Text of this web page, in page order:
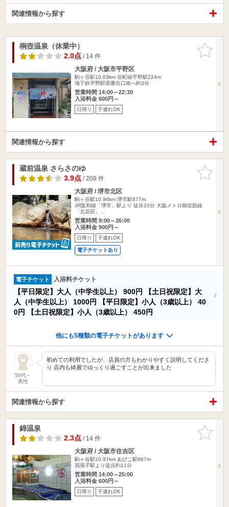
関連情報から探す
お気に入
りに追加
桐壺温泉（休業中）
2.0点/ 14 件
大阪府 / 大阪市平野区
駒ヶ谷駅10.63km 谷町線平野駅224m
地下鉄平野駅⑥番出口南へ約3分
営業時間 14:00～22:30
入浴料金 600円～
日帰り 子連れOK
関連情報から探す
お気に入
りに追加
蔵前温泉 さらさのゆ
3.9点/ 208 件
大阪府 / 堺市北区
駒ヶ谷駅10.96km 堺市駅877m
JR阪和線「堺市」駅より 徒歩10分 大阪メトロ御堂筋線
「北花田」…
営業時間 9:00～26:00
入浴料金 900円～
日帰り 子連れOK
電子チケットあり
電子チケット 入浴料チケット
【平日限定】大人（中学生以上） 900円
【土日祝限定】大
人（中学生以上） 1000円 【平日限定】小人（3歳以上） 40
0円
【土日祝限定】小人（3歳以上） 450円
他にも5種類の電子チケットがあります
50代～
男性
初めての利用でしたが、店員の方もわかりやすく説明してくださ
り 店内も綺麗でゆっくり過ごすことが出来ました
関連情報から探す
お気に入
りに追加
錦温泉
2.3点/ 14 件
大阪府 / 大阪市住吉区
駒ヶ谷駅10.97km あびこ駅667m
我孫子駅より徒歩約11分
営業時間 14:00～25:00
入浴料金 600円～
日帰り 子連れOK